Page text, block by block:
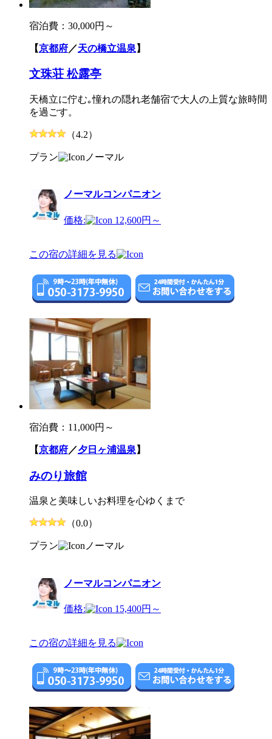
宿泊費： 30,000円～
【京都府／天の橋立温泉 】
文珠荘 松露亭
天橋立に佇む｡憧れの隠れ老舗宿で大人の上質な旅時間
を過ごす。
（4.2）
プラン ノーマル
ノーマルコンパニオン
価格: 12,600円～
この宿の詳細を見る
宿泊費： 11,000円～
【京都府／夕日ヶ浦温泉 】
みのり旅館
温泉と美味しいお料理を心ゆくまで
（0.0）
プラン ノーマル
ノーマルコンパニオン
価格: 15,400円～
この宿の詳細を見る